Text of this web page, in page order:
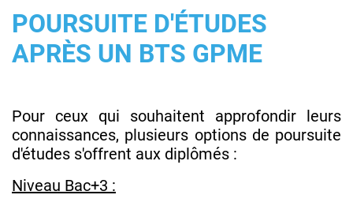
POURSUITE D'ÉTUDES
APRÈS UN BTS GPME
Pour ceux qui souhaitent approfondir leurs
connaissances, plusieurs options de poursuite
d'études s'offrent aux diplômés :
Niveau Bac+3 :